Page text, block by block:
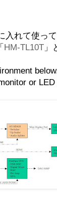
入れて使っ
HM-TL10T 」
or